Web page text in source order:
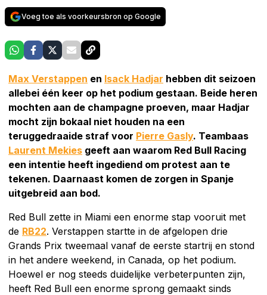
Voeg toe als voorkeursbron op Google
Max Verstappen en Isack Hadjar hebben dit seizoen
allebei één keer op het podium gestaan. Beide heren
mochten aan de champagne proeven, maar Hadjar
mocht zijn bokaal niet houden na een
teruggedraaide straf voor Pierre Gasly. Teambaas
Laurent Mekies geeft aan waarom Red Bull Racing
een intentie heeft ingediend om protest aan te
tekenen. Daarnaast komen de zorgen in Spanje
uitgebreid aan bod.
Red Bull zette in Miami een enorme stap vooruit met
de RB22. Verstappen startte in de afgelopen drie
Grands Prix tweemaal vanaf de eerste startrij en stond
in het andere weekend, in Canada, op het podium.
Hoewel er nog steeds duidelijke verbeterpunten zijn,
heeft Red Bull een enorme sprong gemaakt sinds